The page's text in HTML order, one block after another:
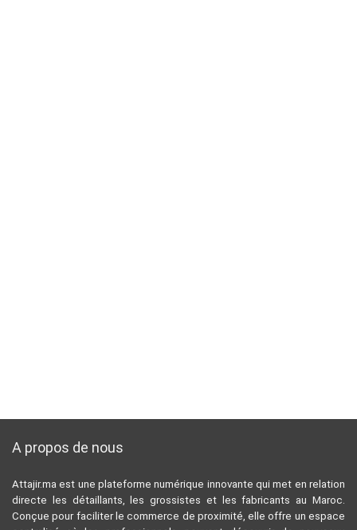
A propos de nous
Attajir.ma est une plateforme numérique innovante qui met en relation
directe les détaillants, les grossistes et les fabricants au Maroc.
Conçue pour faciliter le commerce de proximité, elle offre un espace